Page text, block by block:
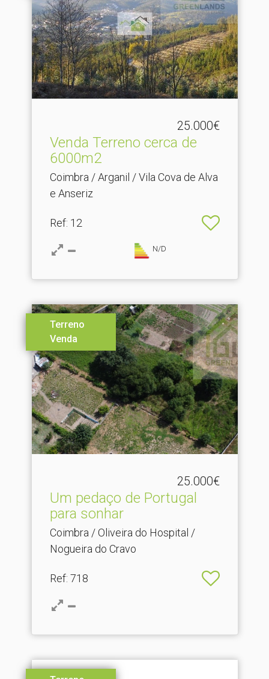
25.000€
Venda Terreno cerca de
6000m2
Coimbra / Arganil / Vila Cova de Alva
e Anseriz
Ref: 12
N/D
Terreno
Venda
25.000€
Um pedaço de Portugal
para sonhar
Coimbra / Oliveira do Hospital /
Nogueira do Cravo
Ref: 718